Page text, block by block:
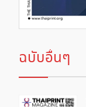
ฉบับอื่นๆ